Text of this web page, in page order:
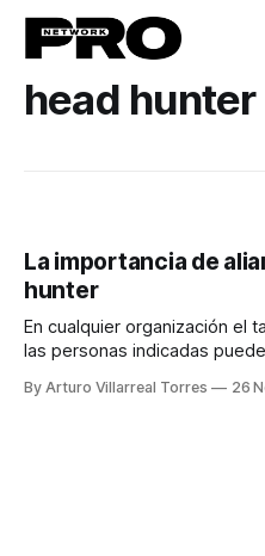
head hunter
La importancia de
hunter
En cualquier organización el
las personas indicadas
By Arturo Villarreal Torres 26